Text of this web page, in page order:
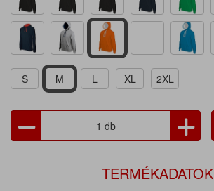
S M L XL 2XL
TERMÉKADATOK